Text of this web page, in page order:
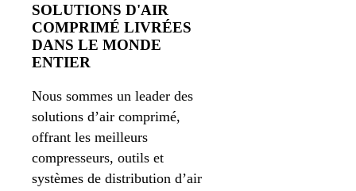
SOLUTIONS D'AIR
COMPRIMÉ LIVRÉES
DANS LE MONDE
ENTIER
Nous sommes un leader des
solutions d’air comprimé,
offrant les meilleurs
compresseurs, outils et
systèmes de distribution d’air